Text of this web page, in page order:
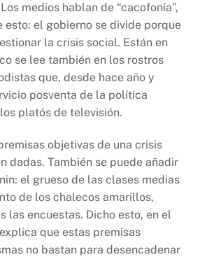
medios hablan de “cacofonía”,
esto: el gobierno se divide porque
la crisis social. Están en
se lee también en los rostros
que, desde hace año y
posventa de la política
platós de televisión.
objetivas de una crisis
dadas. También se puede añadir
el grueso de las clases medias
de los chalecos amarillos,
las encuestas. Dicho esto, en el
que estas premisas
no bastan para desencadenar